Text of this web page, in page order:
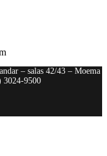
– salas 42/43 – Moema
3024-9500